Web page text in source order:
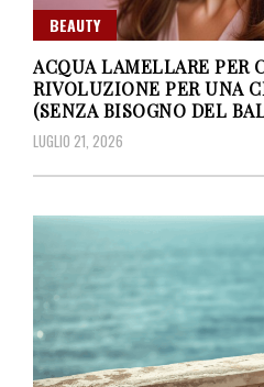
BEAUTY
ACQUA LAMELLARE PER
RIVOLUZIONE PER UNA
(SENZA BISOGNO DEL
LUGLIO 21, 2026